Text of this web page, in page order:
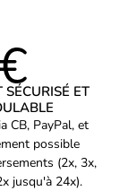
Lenovo
SÉCURISÉ ET
CB, PayPal, et
possible
(2x, 3x,
jusqu'à 24x).